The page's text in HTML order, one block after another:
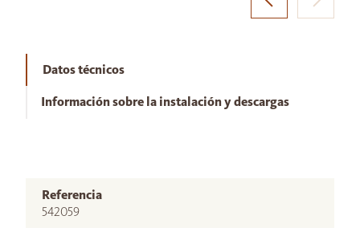
Datos técnicos
Información sobre la instalación y descargas
Referencia
542059